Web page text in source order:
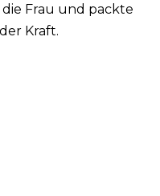
die Frau und packte
Kraft.